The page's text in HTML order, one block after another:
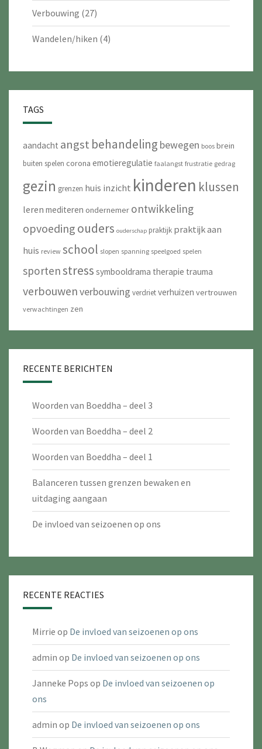
Verbouwing (27)
Wandelen/hiken (4)
TAGS
aandacht angst behandeling bewegen boos brein
buiten spelen corona emotieregulatie faalangst frustratie gedrag
gezin grenzen huis inzicht kinderen klussen
leren mediteren ondernemer ontwikkeling
opvoeding ouders ouderschap praktijk praktijk aan
huis review school slopen spanning speelgoed spelen
sportenstress symbooldrama therapie trauma
verbouwenverbouwing verdrietverhuizen vertrouwen
verwachtingen zen
RECENTE BERICHTEN
Woorden van Boeddha – deel 3
Woorden van Boeddha – deel 2
Woorden van Boeddha – deel 1
Balanceren tussen grenzen bewaken en
uitdaging aangaan
De invloed van seizoenen op ons
RECENTE REACTIES
Mirrie op De invloed van seizoenen op ons
admin op De invloed van seizoenen op ons
Janneke Pops op De invloed van seizoenen op
ons
admin op De invloed van seizoenen op ons